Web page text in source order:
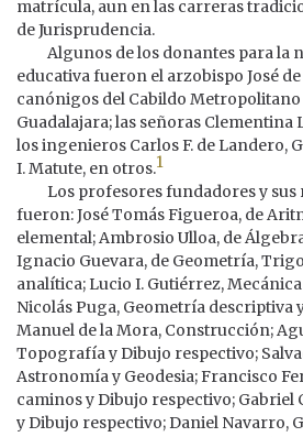
matrícula, aun en las carreras
de Jurisprudencia.
Algunos de los donantes para la
educativa fueron el arzobispo José de
canónigos del Cabildo Metropolitano
Guadalajara; las señoras Clementina
los ingenieros Carlos F. de Landero,
I. Matute, en otros.1
Los profesores fundadores y sus
fueron: José Tomás Figueroa, de
elemental; Ambrosio Ulloa, de
Ignacio Guevara, de Geometría,
analítica; Lucio I. Gutiérrez,
Nicolás Puga, Geometría descriptiva
Manuel de la Mora, Construcción;
Topografía y Dibujo respectivo;
Astronomía y Geodesia; Francisco
caminos y Dibujo respectivo; Gabriel
y Dibujo respectivo; Daniel Navarro,